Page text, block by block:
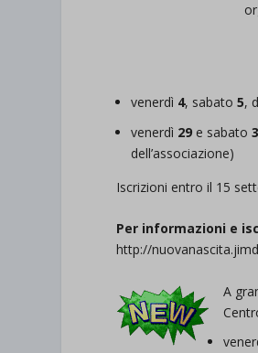
venerdì 4, sabato 5,
venerdì 29 e sabato
dell’associazione)
Iscrizioni entro il 15
Per informazioni e
http://
A